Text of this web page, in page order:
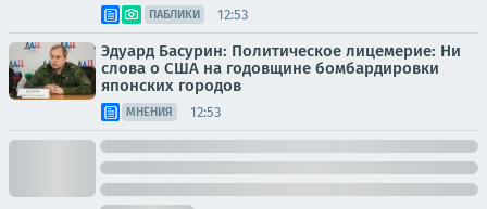
ПАБЛИКИ 12:53
Эдуард Басурин: Политическое лицемерие: Ни
слова о США на годовщине бомбардировки
японских городов
МНЕНИЯ 12:53